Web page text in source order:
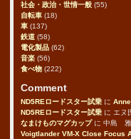
社会・政治・世情一般 (55)
自転車 (18)
車 (137)
鉄道 (58)
電化製品 (62)
音楽 (56)
食べ物 (222)
Comment
ND5REロードスター試乗 に
ND5REロードスター試乗 に エヌ
なまけものマグカップに 中島
Voigtlander VM-X Close Focus